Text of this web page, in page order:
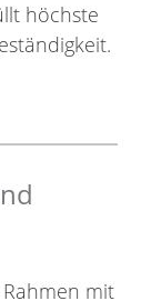
höchste
mit